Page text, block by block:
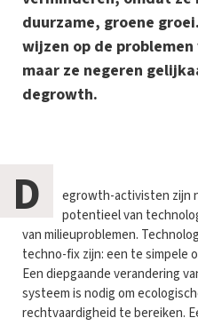
duurzame, groene
wijzen op de
maar ze negeren
degrowth.
D
egrowth-activisten zijn
potentieel van
van milieuproblemen.
techno-fix zijn: een te simpele
Een diepgaande verandering
systeem is nodig om
rechtvaardigheid te bereiken.